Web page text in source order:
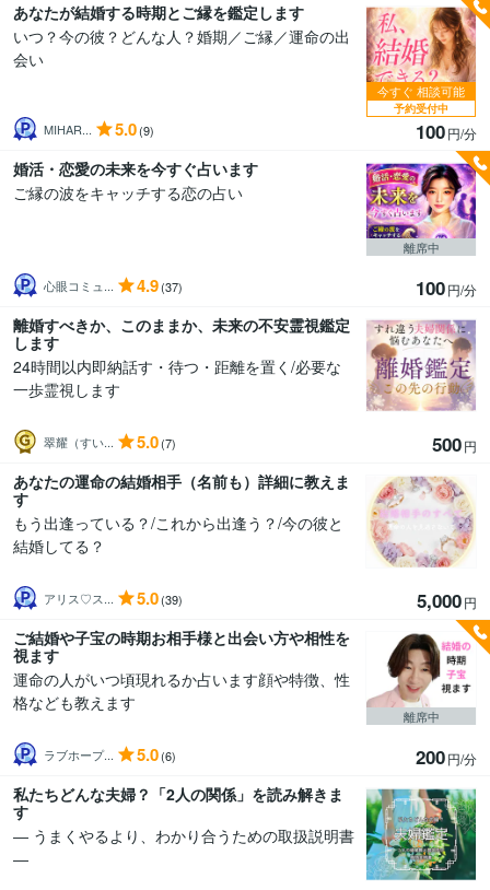
あなたが結婚する時期とご縁を鑑定します
いつ？今の彼？どんな人？婚期／ご縁／運命の出
会い
MIHAR... 5.0(9) 100円/分
今すぐ 相談可能
予約受付中
婚活・恋愛の未来を今すぐ占います
ご縁の波をキャッチする恋の占い
心眼コミュ... 4.9(37) 100円/分
離席中
離婚すべきか、このままか、未来の不安霊視鑑定
します
24時間以内即納話す・待つ・距離を置く/必要な
一歩霊視します
翠耀（すい... 5.0(7) 500円
あなたの運命の結婚相手（名前も）詳細に教えま
す
もう出逢っている？/これから出逢う？/今の彼と
結婚してる？
アリス♡ス... 5.0(39) 5,000円
ご結婚や子宝の時期お相手様と出会い方や相性を
視ます
運命の人がいつ頃現れるか占います顔や特徴、性
格なども教えます
ラブホープ... 5.0(6) 200円/分
離席中
私たちどんな夫婦？「2人の関係」を読み解きま
す
― うまくやるより、わかり合うための取扱説明書
―